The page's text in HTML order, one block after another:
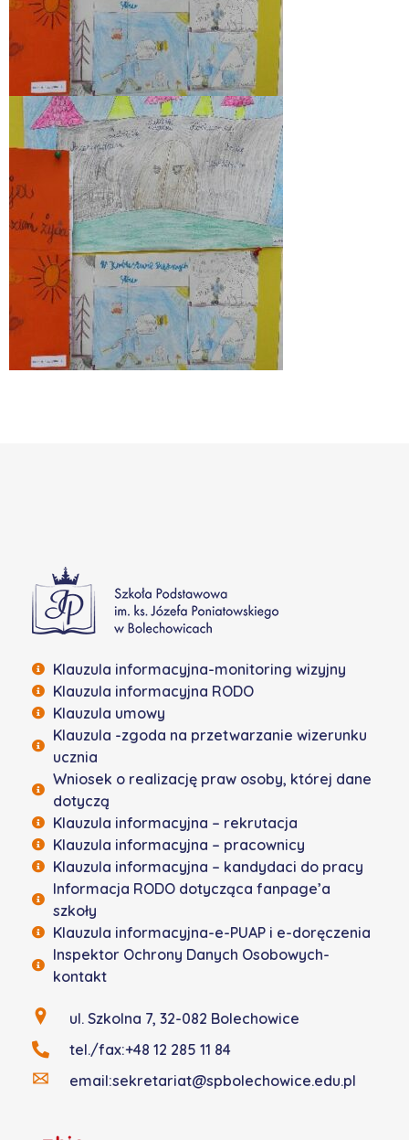
Klauzula informacyjna-monitoring wizyjny
Klauzula informacyjna RODO
Klauzula umowy
Klauzula -zgoda na przetwarzanie wizerunku
ucznia
Wniosek o realizację praw osoby, której dane
dotyczą
Klauzula informacyjna – rekrutacja
Klauzula informacyjna – pracownicy
Klauzula informacyjna – kandydaci do pracy
Informacja RODO dotycząca fanpage’a
szkoły
Klauzula informacyjna-e-PUAP i e-doręczenia
Inspektor Ochrony Danych Osobowych-
kontakt
ul. Szkolna 7, 32-082 Bolechowice
tel./fax:+48 12 285 11 84
email:sekretariat@spbolechowice.edu.pl